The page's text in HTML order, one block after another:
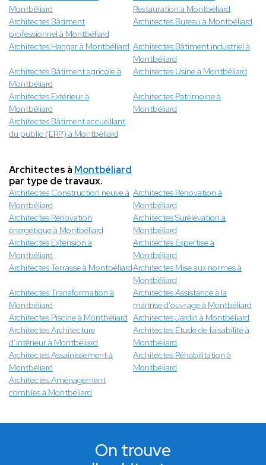
Montbéliard
Restauration à Montbéliard
Architectes Bâtiment
professionnel à Montbéliard
Architectes Bureau à Montbéliard
Architectes Hangar à Montbéliard Architectes Bâtiment industriel à
Montbéliard
Architectes Bâtiment agricole à
Montbéliard
Architectes Usine à Montbéliard
Architectes Extérieur à
Montbéliard
Architectes Patrimoine à
Montbéliard
Architectes Bâtiment accueillant
du public (ERP) à Montbéliard
Architectes à Montbéliard
par type de travaux.
Architectes Construction neuve à
Montbéliard
Architectes Rénovation à
Montbéliard
Architectes Rénovation
énergétique à Montbéliard
Architectes Surélévation à
Montbéliard
Architectes Extension à
Montbéliard
Architectes Expertise à
Montbéliard
Architectes Terrasse à MontbéliardArchitectes Mise aux normes à
Montbéliard
Architectes Transformation à
Montbéliard
Architectes Assistance à la
maitrise d'ouvrage à Montbéliard
Architectes Piscine à Montbéliard Architectes Jardin à Montbéliard
Architectes Architecture
d’intérieur à Montbéliard
Architectes Étude de faisabilité à
Montbéliard
Architectes Assainissement à
Montbéliard
Architectes Réhabilitation à
Montbéliard
Architectes Aménagement
combles à Montbéliard
On trouve